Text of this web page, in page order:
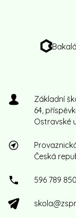
Základní
64,
Ostravské
Česká
596 789